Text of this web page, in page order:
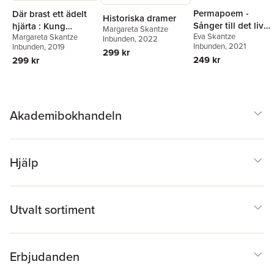
Där brast ett ädelt
hjärta : Kung
Kristian II och hans
värld
Margareta Skantze
Inbunden, 2019
299 kr
Historiska dramer
Margareta Skantze
Inbunden, 2022
299 kr
Permapoem -
Sånger till det liv
som varit
Eva Skantze
Inbunden, 2021
249 kr
Akademibokhandeln
Hjälp
Utvalt sortiment
Erbjudanden